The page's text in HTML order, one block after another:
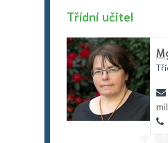
Třídní učitel